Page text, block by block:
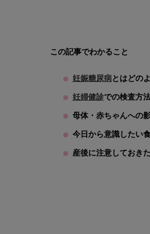
この記事でわかること
妊娠糖尿病とはどの
妊婦健診での検査方
母体・赤ちゃんへの
今日から意識したい
産後に注意しておき